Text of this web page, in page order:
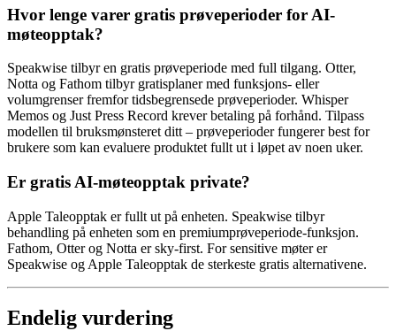
Hvor lenge varer gratis prøveperioder for AI-
møteopptak?
Speakwise tilbyr en gratis prøveperiode med full tilgang. Otter,
Notta og Fathom tilbyr gratisplaner med funksjons- eller
volumgrenser fremfor tidsbegrensede prøveperioder. Whisper
Memos og Just Press Record krever betaling på forhånd. Tilpass
modellen til bruksmønsteret ditt – prøveperioder fungerer best for
brukere som kan evaluere produktet fullt ut i løpet av noen uker.
Er gratis AI-møteopptak private?
Apple Taleopptak er fullt ut på enheten. Speakwise tilbyr
behandling på enheten som en premiumprøveperiode-funksjon.
Fathom, Otter og Notta er sky-first. For sensitive møter er
Speakwise og Apple Taleopptak de sterkeste gratis alternativene.
Endelig vurdering